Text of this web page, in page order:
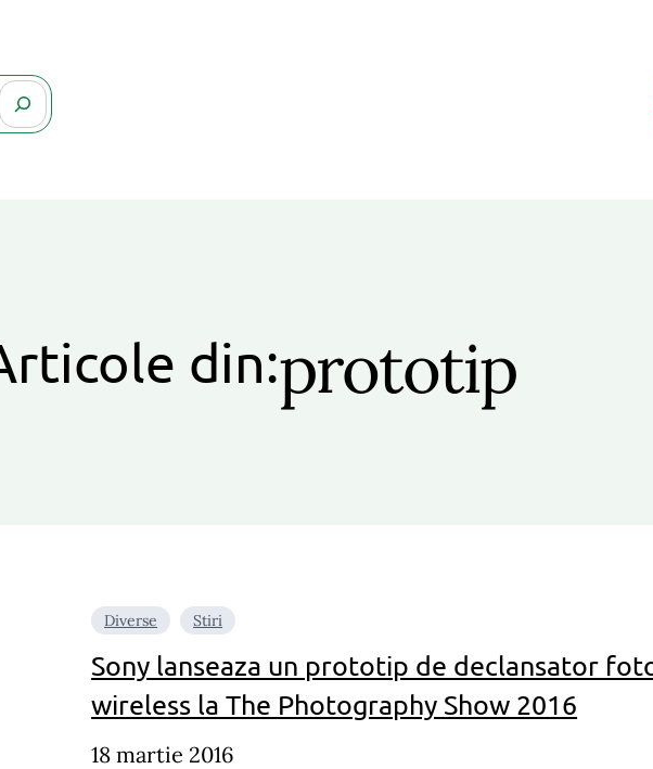
din:prototip
Diverse Stiri
Sony lanseaza un prototip de declansator
wireless la The Photography Show 2016
18 martie 2016